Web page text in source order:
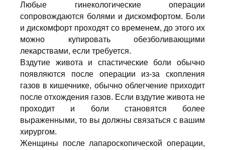
Любые гинекологические операции
сопровождаются болями и дискомфортом. Боли
и дискомфорт проходят со временем, до этого их
можно купировать обезболивающими
лекарствами, если требуется.
Вздутие живота и спастические боли обычно
появляются после операции из-за скопления
газов в кишечнике, обычно облегчение приходит
после отхождения газов. Если вздутие живота не
проходит и боли становятся более
выраженными, то вы должны связаться с вашим
хирургом.
Женщины после лапароскопической операции,